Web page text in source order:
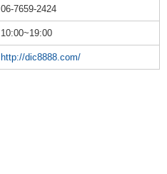
06-7659-2424
10:00~19:00
http://dic8888.com/